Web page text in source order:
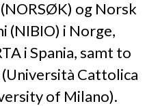
og Norsk
i Norge,
i Spania, samt to
Cattolica
of Milano).